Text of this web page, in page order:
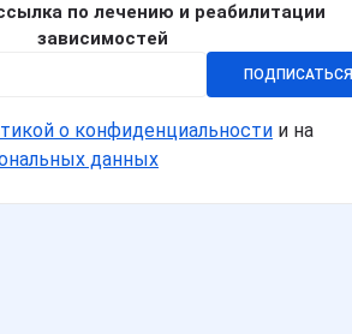
по лечению и реабилитации
зависимостей
ПОДПИСАТЬСЯ
о конфиденциальности и на
данных